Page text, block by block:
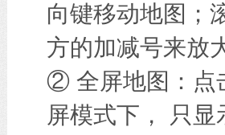
向键移动地图；
方的加减号来放
② 全屏地图：点
屏模式下， 只